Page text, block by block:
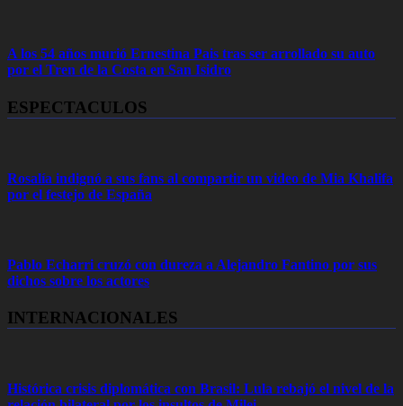
A los 54 años murió Ernestina Pais tras ser arrollado su auto
por el Tren de la Costa en San Isidro
ESPECTACULOS
Rosalía indignó a sus fans al compartir un video de Mia Khalifa
por el festejo de España
Pablo Echarri cruzó con dureza a Alejandro Fantino por sus
dichos sobre los actores
INTERNACIONALES
Histórica crisis diplomática con Brasil: Lula rebajó el nivel de la